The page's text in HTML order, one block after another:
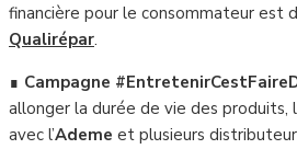
financière pour le consommateur est
Qualirépar.
∎ Campagne
allonger la durée de vie des produits,
avec l’Ademe et plusieurs